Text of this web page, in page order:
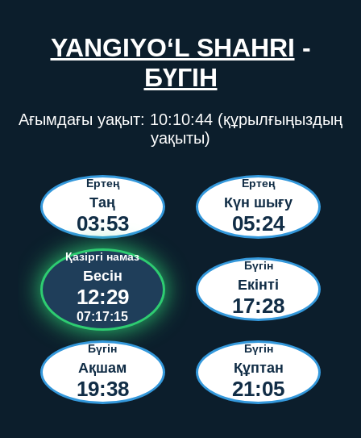
YANGIYO‘L SHAHRI -
БҮГІН
Ағымдағы уақыт: 10:10:44 (құрылғыңыздың
уақыты)
Ертең
Таң
03:53
Ертең
Күн шығу
05:24
Қазіргі намаз
Бесін
12:29
07:17:15
Бүгін
Екінті
17:28
Бүгін
Ақшам
19:38
Бүгін
Құптан
21:05